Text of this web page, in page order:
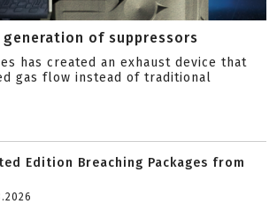
generation of suppressors
has created an exhaust device that
gas flow instead of traditional
Edition Breaching Packages from